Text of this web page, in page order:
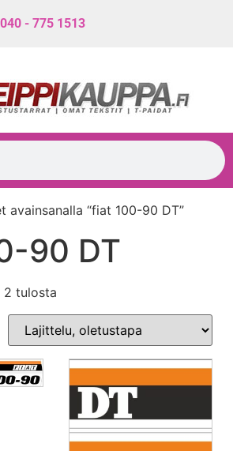
040 - 775 1513
avainsanalla “fiat 100-90 DT”
90 DT
2 tulosta